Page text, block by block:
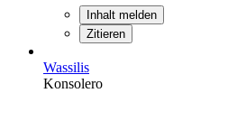
Inhalt melden
Zitieren
Wassilis
Konsolero